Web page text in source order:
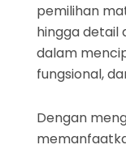
pemilihan
hingga detail
dalam
fungsional,
Dengan